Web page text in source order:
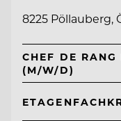
8225 Pöllauberg,
CHEF DE
(M/W/D)